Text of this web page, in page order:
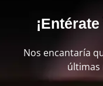
Nos encantaría
últimas